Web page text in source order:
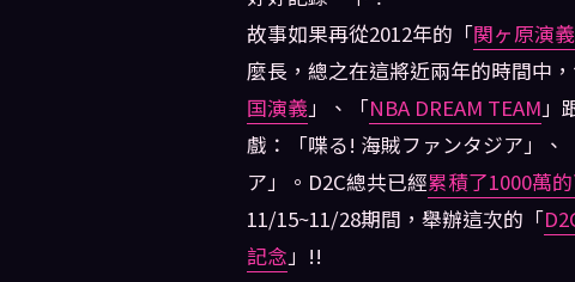
故事如果再從2012年的「関ヶ原演義
麼長，總之在這將近兩年的時間中
国演義」、「NBA DREAM TEAM」
戲：「喋る! 海賊ファンタジア」
ア」。D2C總共已經累積了1000萬
11/15~11/28期間，舉辦這次的「
記念」!!